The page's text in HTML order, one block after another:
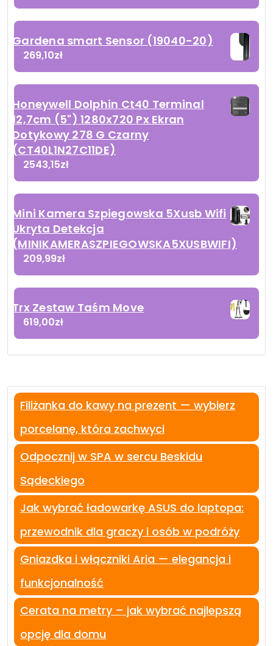
Gardena smart Sensor (19040-20)
269,10zł
Honeywell Dolphin Ct40 Terminal
12,7cm (5") 1280x720 Px Ekran
Dotykowy 278 G Czarny
(CT40L1N27C11DE)
2543,15zł
Mini Kamera Szpiegowska 5Xusb Wifi
Ukryta Detekcja
(MINIKAMERASZPIEGOWSKA5XUSBWIFI)
209,99zł
Trx Zestaw Taśm Move
619,00zł
Filiżanka do kawy na prezent — wybierz
porcelanę, która zachwyci
Odpocznij w SPA w sercu Beskidu
Sądeckiego
Jak wybrać ładowarkę ASUS do laptopa:
przewodnik dla graczy i osób w podróży
Gniazdka i włączniki Aria — elegancja i
funkcjonalność
Cerata na metry – jak wybrać najlepszą
opcję dla domu